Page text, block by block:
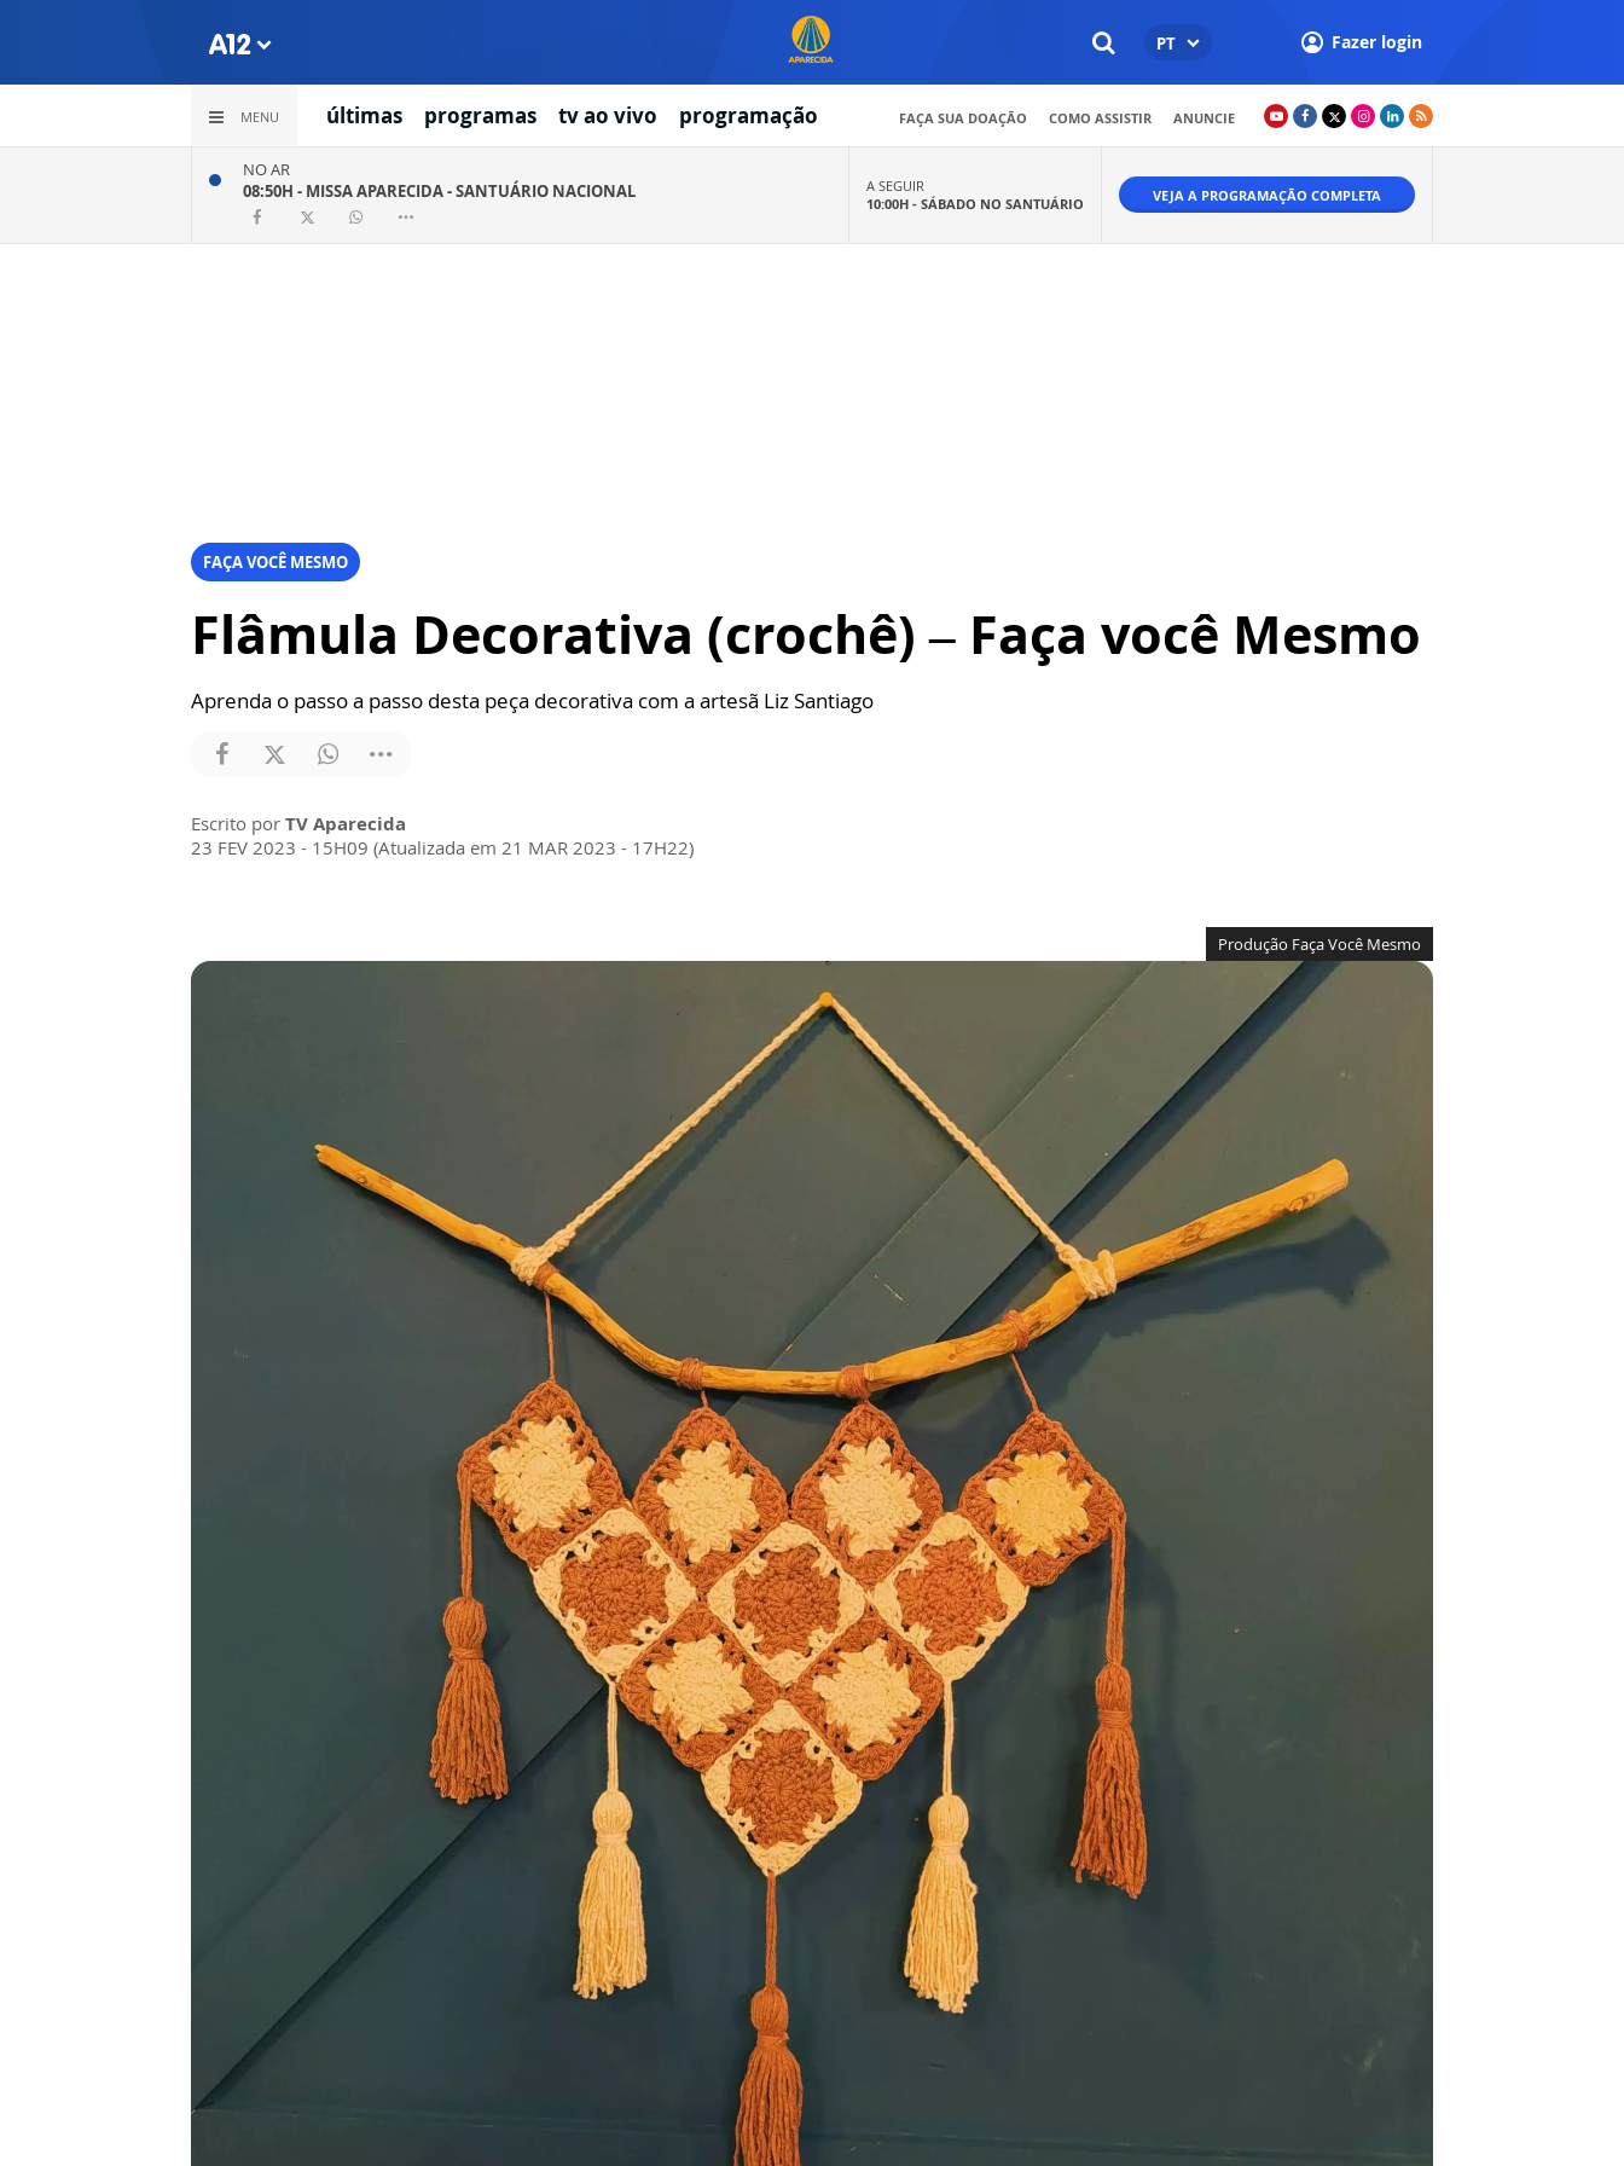
PT Fazer login
MENU últimas programas tv ao vivo programação FAÇA SUA DOAÇÃO COMO ASSISTIR ANUNCIE
NO AR
08:50H - MISSA APARECIDA - SANTUÁRIO NACIONAL
A SEGUIR
10:00H - SÁBADO NO SANTUÁRIO VEJA A PROGRAMAÇÃO COMPLETA
FAÇA VOCÊ MESMO
Flâmula Decorativa (crochê) – Faça você Mesmo
Aprenda o passo a passo desta peça decorativa com a artesã Liz Santiago
Escrito por TV Aparecida
23 FEV 2023 - 15H09 (Atualizada em 21 MAR 2023 - 17H22)
Produção Faça Você Mesmo